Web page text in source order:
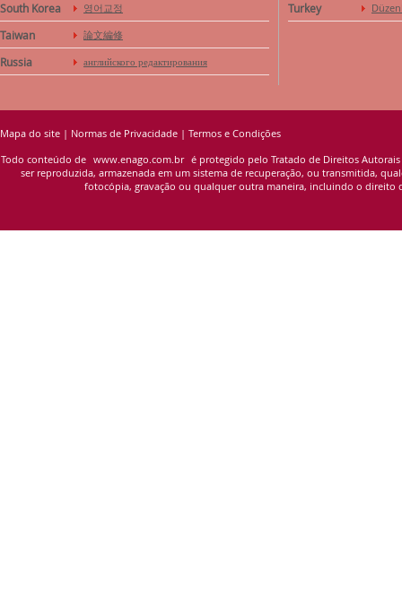
South Korea 영어교정
Taiwan 論文編修
Russia английского редактирования
Turkey
Mapa do site | Normas de Privacidade | Termos e Condições
Todo conteúdo de www.enago.com.br é protegido pelo Tratado de Direitos
ser reproduzida, armazenada em um sistema de recuperação, ou transmitida,
fotocópia, gravação ou qualquer outra maneira, incluindo o direito